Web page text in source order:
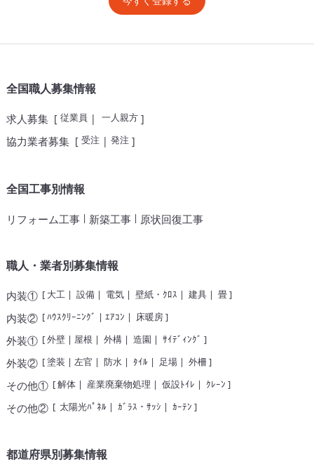
全国職人募集情報
求人募集[ 従業員| 一人親方]
協力業者募集[ 受注| 発注]
全国工事別情報
リフォーム工事| 新築工事| 原状回復工事
職人・業者別募集情報
内装①[ 大工| 設備| 電気| 壁紙・ｸﾛｽ | 建具| 畳]
内装②[ﾊｳｽｸﾘｰﾆﾝｸﾞ | ｴｱｺﾝ | 床暖房]
外装①[外壁| 屋根 | 外構| 造園 | ｻｲﾃﾞｨﾝｸﾞ ]
外装②[塗装 | 左官 | 防水| ﾀｲﾙ | 足場| 外柵 ]
その他①[解体| 産業廃棄物処理 | 仮設ﾄｲﾚ | ｸﾚｰﾝ ]
その他②[ 太陽光ﾊﾟﾈﾙ | ｶﾞﾗｽ・ｻｯｼ | ｶｰﾃﾝ ]
都道府県別募集情報